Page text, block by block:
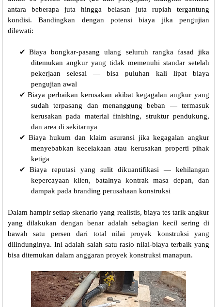
antara beberapa juta hingga belasan juta rupiah tergantung
kondisi. Bandingkan dengan potensi biaya jika pengujian
dilewati:
✔ Biaya bongkar-pasang ulang seluruh rangka fasad jika
ditemukan angkur yang tidak memenuhi standar setelah
pekerjaan selesai — bisa puluhan kali lipat biaya
pengujian awal
✔ Biaya perbaikan kerusakan akibat kegagalan angkur yang
sudah terpasang dan menanggung beban — termasuk
kerusakan pada material finishing, struktur pendukung,
dan area di sekitarnya
✔ Biaya hukum dan klaim asuransi jika kegagalan angkur
menyebabkan kecelakaan atau kerusakan properti pihak
ketiga
✔
Biaya reputasi yang sulit dikuantifikasi — kehilangan
kepercayaan klien, batalnya kontrak masa depan, dan
dampak pada branding perusahaan konstruksi
Dalam hampir setiap skenario yang realistis, biaya tes tarik angkur
yang dilakukan dengan benar adalah sebagian kecil sering di
bawah satu persen dari total nilai proyek konstruksi yang
dilindunginya. Ini adalah salah satu rasio nilai-biaya terbaik yang
bisa ditemukan dalam anggaran proyek konstruksi manapun.